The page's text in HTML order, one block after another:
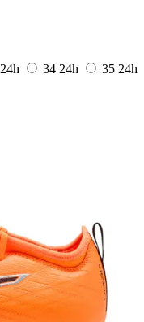
24h 34 24h 35 24h